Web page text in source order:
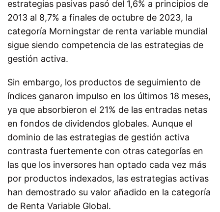
estrategias pasivas pasó del 1,6% a principios de
2013 al 8,7% a finales de octubre de 2023, la
categoría Morningstar de renta variable mundial
sigue siendo competencia de las estrategias de
gestión activa.
Sin embargo, los productos de seguimiento de
índices ganaron impulso en los últimos 18 meses,
ya que absorbieron el 21% de las entradas netas
en fondos de dividendos globales. Aunque el
dominio de las estrategias de gestión activa
contrasta fuertemente con otras categorías en
las que los inversores han optado cada vez más
por productos indexados, las estrategias activas
han demostrado su valor añadido en la categoría
de Renta Variable Global.